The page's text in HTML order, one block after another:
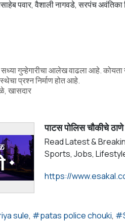
पवार, वैशाली नागवडे, सरपंच
सध्या गुन्हेगारीचा आलेख वाढला आहे.
प्रश्न निर्माण होत आहे.
खासदार
पाटस पोलिस चौकीचे
Read Latest &
Sports, Jobs, Lifestyle
sule patas police chouki